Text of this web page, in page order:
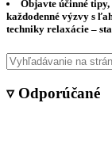
Objavte účinné
každodenné výzvy s
techniky relaxácie –
▿ Odporúčané